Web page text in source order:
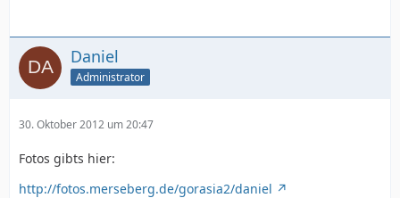
Daniel
Administrator
30. Oktober 2012 um 20:47
Fotos gibts hier:
http://fotos.merseberg.de/gorasia2/daniel